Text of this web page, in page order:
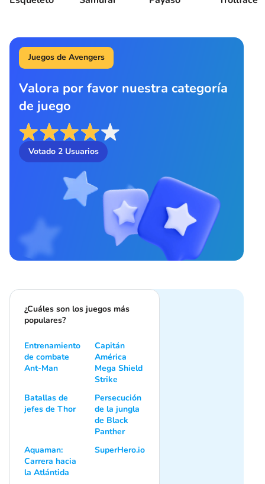
Juegos de Avengers
Valora por favor nuestra categoría
de juego
Votado 2Usuarios
¿Cuáles son los juegos más
populares?
Entrenamiento
de combate
Ant-Man
Capitán
América
Mega Shield
Strike
Batallas de
jefes de Thor
Persecución
de la jungla
de Black
Panther
Aquaman:
Carrera hacia
la Atlántida
SuperHero.io